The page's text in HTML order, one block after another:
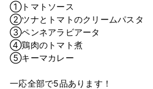
①トマトソース
②ツナとトマトのクリームパスタ
③ペンネアラビアータ
④鶏肉のトマト煮
⑤キーマカレー
一応全部で5品あります！